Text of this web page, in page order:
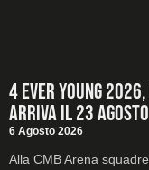
4 Ever Young
arriva il 23 agosto
6 Agosto 2026
Alla CMB Arena